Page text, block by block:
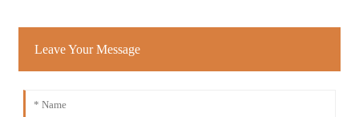
Leave Your Message